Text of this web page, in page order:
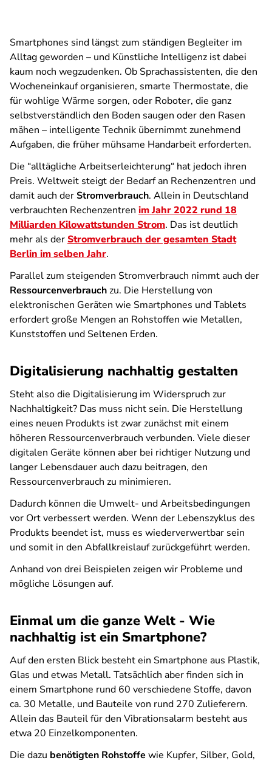
Smartphones sind längst zum ständigen Begleiter im
Alltag geworden – und Künstliche Intelligenz ist dabei
kaum noch wegzudenken. Ob Sprachassistenten, die den
Wocheneinkauf organisieren, smarte Thermostate, die
für wohlige Wärme sorgen, oder Roboter, die ganz
selbstverständlich den Boden saugen oder den Rasen
mähen – intelligente Technik übernimmt zunehmend
Aufgaben, die früher mühsame Handarbeit erforderten.
Die “alltägliche Arbeitserleichterung“ hat jedoch ihren
Preis. Weltweit steigt der Bedarf an Rechenzentren und
damit auch derStromverbrauch. Allein in Deutschland
verbrauchten Rechenzentren im Jahr 2022 rund 18
Milliarden Kilowattstunden Strom. Das ist deutlich
mehr als derStromverbrauch der gesamten Stadt
Berlin im selben Jahr.
Parallel zum steigenden Stromverbrauch nimmt auch der
Ressourcenverbrauchzu. Die Herstellung von
elektronischen Geräten wie Smartphones und Tablets
erfordert große Mengen an Rohstoffen wie Metallen,
Kunststoffen und Seltenen Erden.
Digitalisierung nachhaltig gestalten
Steht also die Digitalisierung im Widerspruch zur
Nachhaltigkeit? Das muss nicht sein. Die Herstellung
eines neuen Produkts ist zwar zunächst mit einem
höheren Ressourcenverbrauch verbunden. Viele dieser
digitalen Geräte können aber bei richtiger Nutzung und
langer Lebensdauer auch dazu beitragen, den
Ressourcenverbrauch zu minimieren.
Dadurch können die Umwelt- und Arbeitsbedingungen
vor Ort verbessert werden. Wenn der Lebenszyklus des
Produkts beendet ist, muss es wiederverwertbar sein
und somit in den Abfallkreislauf zurückgeführt werden.
Anhand von drei Beispielen zeigen wir Probleme und
mögliche Lösungen auf.
Einmal um die ganze Welt - Wie
nachhaltig ist ein Smartphone?
Auf den ersten Blick besteht ein Smartphone aus Plastik,
Glas und etwas Metall. Tatsächlich aber finden sich in
einem Smartphone rund 60 verschiedene Stoffe, davon
ca. 30 Metalle, und Bauteile von rund 270 Zulieferern.
Allein das Bauteil für den Vibrationsalarm besteht aus
etwa 20 Einzelkomponenten.
Die dazu benötigten Rohstoffe wie Kupfer, Silber, Gold,